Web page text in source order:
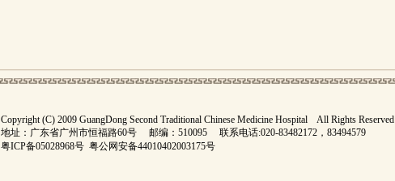
Copyright (C) 2009 GuangDong Second Traditional Chinese Medicine Hospital All Rights Reserved
地址：广东省广州市恒福路60号 邮编：510095 联系电话:020-83482172，83494579
粤ICP备05028968号 粤公网安备44010402003175号